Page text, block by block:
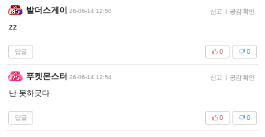
발더스게이 26-06-14 12:50 신고 | 공감 확인
zz
답글 0
0
푸켓몬스터 26-06-14 12:54 신고 | 공감 확인
난 못하긋다
답글 0
0